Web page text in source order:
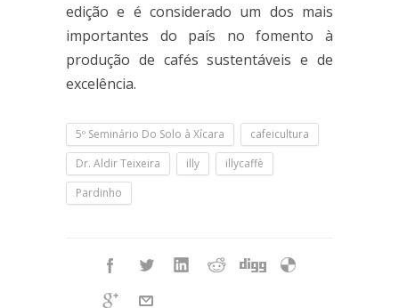
edição e é considerado um dos mais
importantes do país no fomento à
produção de cafés sustentáveis e de
excelência.
5º Seminário Do Solo à Xícara
cafeicultura
Dr. Aldir Teixeira
illy
illycaffè
Pardinho